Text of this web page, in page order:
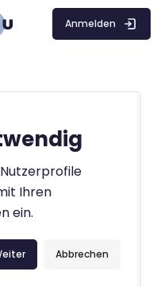
Anmelden
Ihren
ein.
Abbrechen